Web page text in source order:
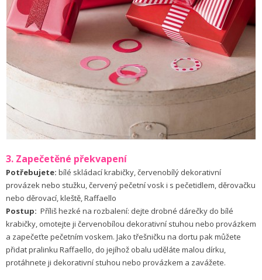
3. Zapečetěné překvapení
Potřebujete: bílé skládací krabičky, červenobílý dekorativní
provázek nebo stužku, červený pečetní vosk i s pečetidlem, děrovačku
nebo děrovací, kleště, Raffaello
Postup: Příliš hezké na rozbalení: dejte drobné dárečky do bílé
krabičky, omotejte ji červenobílou dekorativní stuhou nebo provázkem
a zapečeťte pečetním voskem. Jako třešničku na dortu pak můžete
přidat pralinku Raffaello, do jejíhož obalu uděláte malou dírku,
protáhnete ji dekorativní stuhou nebo provázkem a zavážete.